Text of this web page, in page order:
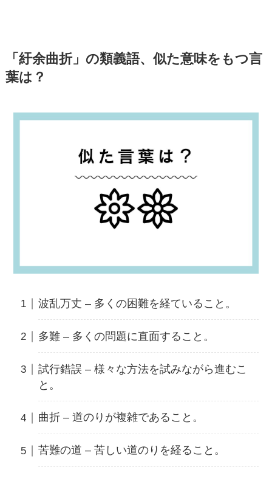
「紆余曲折」の類義語、似た意味をもつ言
葉は？
波乱万丈 – 多くの困難を経ていること。
多難 – 多くの問題に直面すること。
試行錯誤 – 様々な方法を試みながら進むこ
と。
曲折 – 道のりが複雑であること。
苦難の道 – 苦しい道のりを経ること。